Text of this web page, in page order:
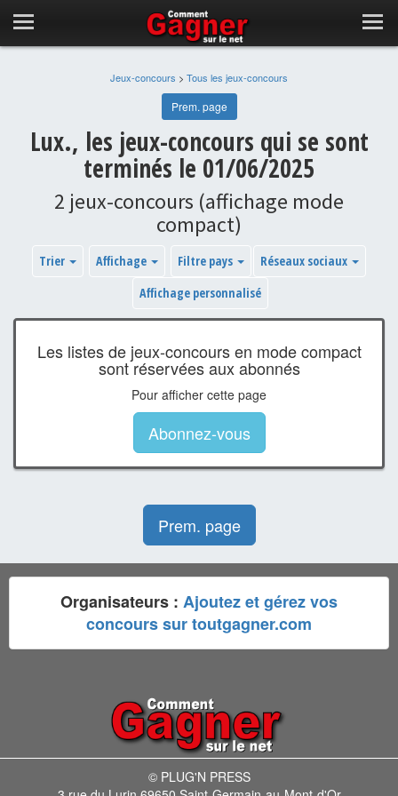
Jeux-concours > Tous les jeux-concours
Prem. page
Lux., les jeux-concours qui se sont
terminés le 01/06/2025
2 jeux-concours (affichage mode
compact)
Trier Affichage Filtre pays
Réseaux sociaux
Affichage personnalisé
Les listes de jeux-concours en mode compact
sont réservées aux abonnés
Pour afficher cette page
Abonnez-vous
Prem. page
Organisateurs : Ajoutez et gérez vos
concours sur toutgagner.com
© PLUG'N PRESS